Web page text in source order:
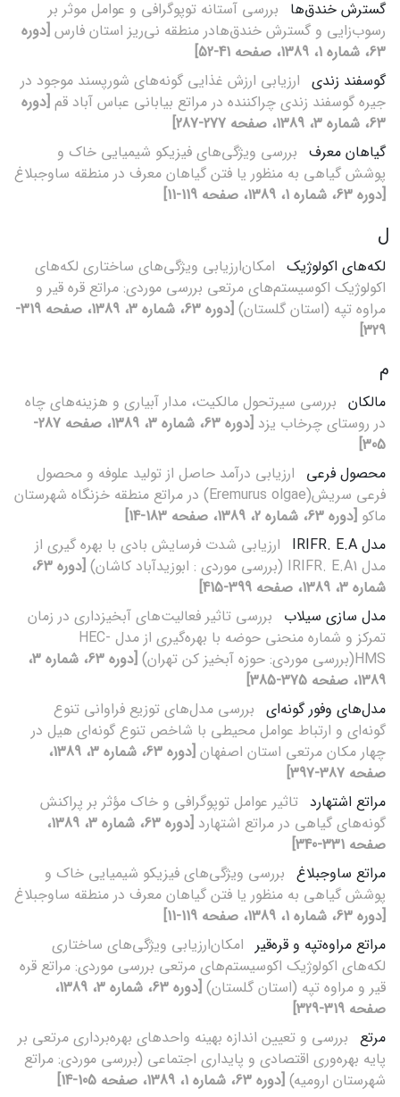
گسترش خندق‌ها بررسی آستانه توپوگرافی و عوامل موثر بر
رسوب‌زایی و گسترش خندق‌هادر منطقه نی‌ریز استان فارس [دوره
63، شماره 1، 1389، صفحه 41-52]
گوسفند زندی ارزیابی ارزش غذایی گونه‌های شورپسند موجود در
جیره گوسفند زندی چراکننده در مراتع بیابانی عباس آباد قم [دوره
63، شماره 3، 1389، صفحه 277-287]
گیاهان معرف بررسی ویژگی‌های فیزیکو شیمیایی خاک و
پوشش گیاهی به منظور یا فتن گیاهان معرف در منطقه ساوجبلاغ
[دوره 63، شماره 1، 1389، صفحه 119-11]
ل
لکه‌های اکولوژیک امکان‌ارزیابی ویژگی‌های ساختاری لکه‌های
اکولوژیک اکوسیستم‌های مرتعی بررسی موردی: مراتع قره قیر و
مراوه تپه (استان گلستان)
[دوره 63، شماره 3، 1389، صفحه 319-
329]
م
مالکان بررسی سیرتحول مالکیت، مدار آبیاری و هزینه‌های چاه
در روستای چرخاب یزد
[دوره 63، شماره 3، 1389، صفحه 287-
305]
محصول فرعی ارزیابی درآمد حاصل از تولید علوفه و محصول
فرعی سریش(Eremurus olgae) در مراتع منطقه خزنگاه شهرستان
ماکو [دوره 63، شماره 2، 1389، صفحه 183-14]
مدل IRIFR. E.A
ارزیابی شدت فرسایش بادی با بهره گیری از
مدل IRIFR. E.A1 (بررسی موردی : ابوزیدآباد کاشان)
[دوره 63،
شماره 3، 1389، صفحه 399-415]
مدل سازی سیلاب بررسی تاثیر فعالیت‌های آبخیزداری در زمان
تمرکز و شماره منحنی حوضه با بهره‌گیری از مدل HEC-
HMS(بررسی موردی: حوزه آبخیز کن تهران)
[دوره 63، شماره 3،
1389، صفحه 375-385]
مدل‌‌های وفور گونه‌‌ای بررسی مدل‌‌های توزیع فراوانی تنوع
گونه‌‌ای و ارتباط عوامل محیطی با شاخص تنوع گونه‌‌ای هیل در
چهار مکان مرتعی استان اصفهان
[دوره 63، شماره 3، 1389،
صفحه 387-397]
مراتع اشتهارد تاثیر عوامل توپوگرافی و خاک مؤثر بر پراکنش
گونه‌های گیاهی در مراتع اشتهارد
[دوره 63، شماره 3، 1389،
صفحه 331-340]
مراتع ساوجبلاغ بررسی ویژگی‌های فیزیکو شیمیایی خاک و
پوشش گیاهی به منظور یا فتن گیاهان معرف در منطقه ساوجبلاغ
[دوره 63، شماره 1، 1389، صفحه 119-11]
مراتع مراوه‌تپه و قره‌قیر امکان‌ارزیابی ویژگی‌های ساختاری
لکه‌های اکولوژیک اکوسیستم‌های مرتعی بررسی موردی: مراتع قره
قیر و مراوه تپه (استان گلستان)
[دوره 63، شماره 3، 1389،
صفحه 319-329]
مرتع بررسی و تعیین اندازه بهینه واحدهای بهره‌برداری مرتعی بر
پایه بهره‌وری اقتصادی و پایداری اجتماعی (بررسی موردی: مراتع
شهرستان ارومیه) [دوره 63، شماره 1، 1389، صفحه 105-14]